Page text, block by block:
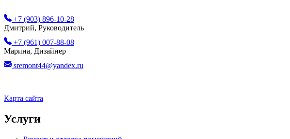
+7 (903) 896-10-28
Дмитрий, Руководитель
+7 (961) 007-88-08
Марина, Дизайнер
sremont44@yandex.ru
Карта сайта
Услуги